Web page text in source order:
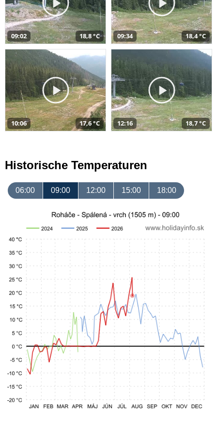
09:02 18,8 °C 09:34 18,4 °C
10:06 17,6 °C 12:16 18,7 °C
Historische Temperaturen
06:00 09:00 12:00 15:00 18:00